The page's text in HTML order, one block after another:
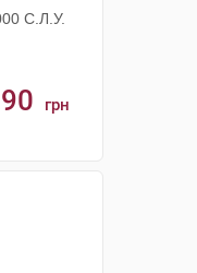
С.Л.У.
грн